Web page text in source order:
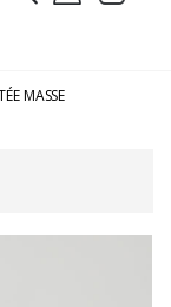
MASSE